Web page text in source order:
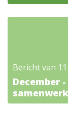
Bericht van
December